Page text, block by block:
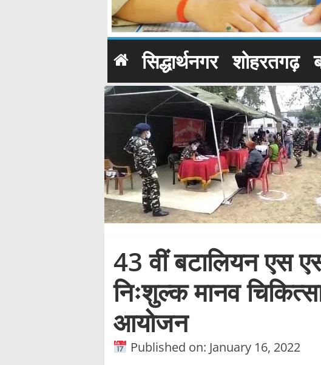
सिद्धार्थनगर शोहरतगढ़
43 वीं बटालियन एस
निःशुल्क मानव
आयोजन
Published on: January 16, 2022